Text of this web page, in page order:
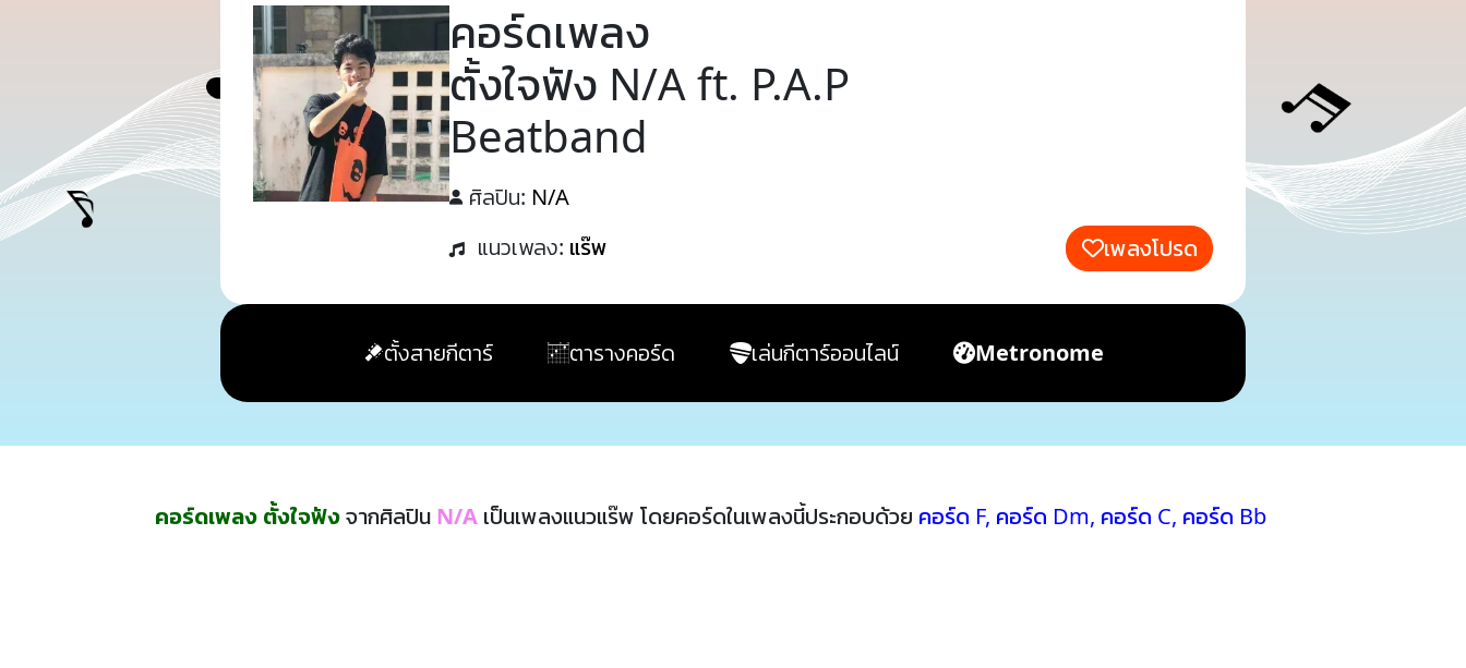
คอร์ดเพลง
ตั้งใจฟัง N/A ft. P.A.P
Beatband
ศิลปิน: N/A
แนวเพลง: แร๊พ เพลงโปรด
ตั้งสายกีตาร์ ตารางคอร์ด เล่นกีตาร์ออนไลน์ Metronome
คอร์ดเพลง ตั้งใจฟังจากศิลปิน N/A เป็นเพลงแนวแร๊พ โดยคอร์ดในเพลงนี้ประกอบด้วย คอร์ด F, คอร์ด Dm, คอร์ด C, คอร์ด Bb